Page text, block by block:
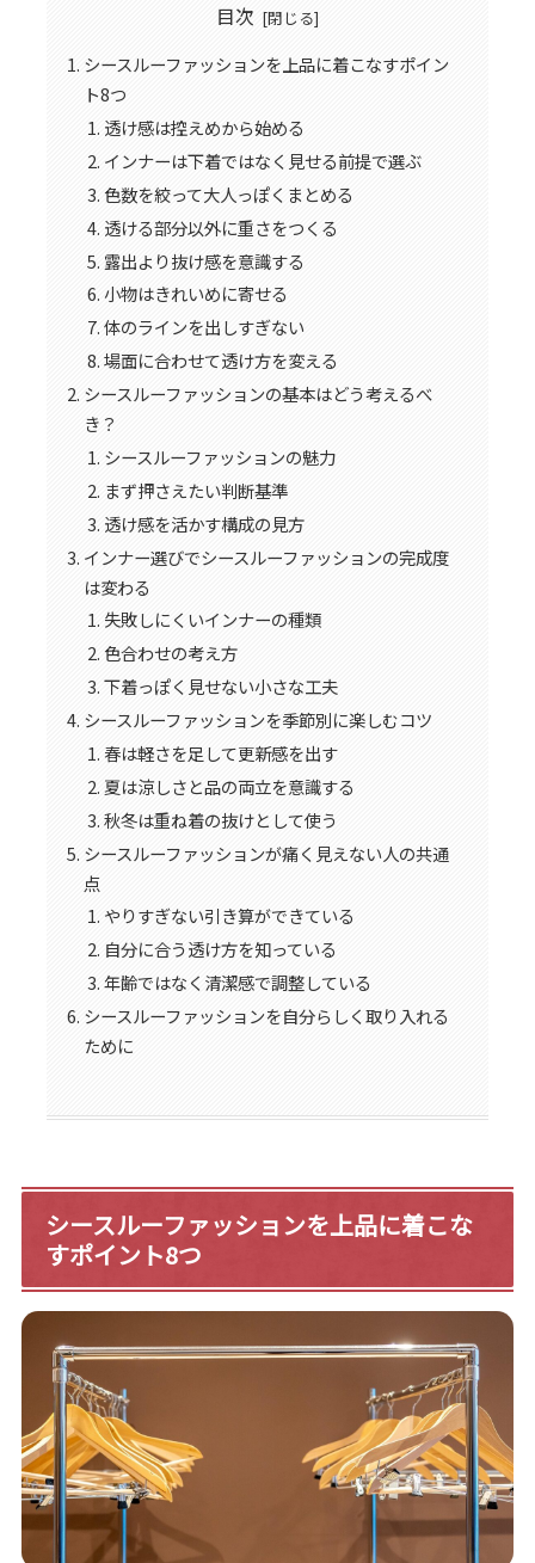
目次
シースルーファッションを上品に着こなすポイン
ト8つ
透け感は控えめから始める
インナーは下着ではなく見せる前提で選ぶ
色数を絞って大人っぽくまとめる
透ける部分以外に重さをつくる
露出より抜け感を意識する
小物はきれいめに寄せる
体のラインを出しすぎない
場面に合わせて透け方を変える
シースルーファッションの基本はどう考えるべ
き？
シースルーファッションの魅力
まず押さえたい判断基準
透け感を活かす構成の見方
インナー選びでシースルーファッションの完成度
は変わる
失敗しにくいインナーの種類
色合わせの考え方
下着っぽく見せない小さな工夫
シースルーファッションを季節別に楽しむコツ
春は軽さを足して更新感を出す
夏は涼しさと品の両立を意識する
秋冬は重ね着の抜けとして使う
シースルーファッションが痛く見えない人の共通
点
やりすぎない引き算ができている
自分に合う透け方を知っている
年齢ではなく清潔感で調整している
シースルーファッションを自分らしく取り入れる
ために
シースルーファッションを上品に着こな
すポイント8つ